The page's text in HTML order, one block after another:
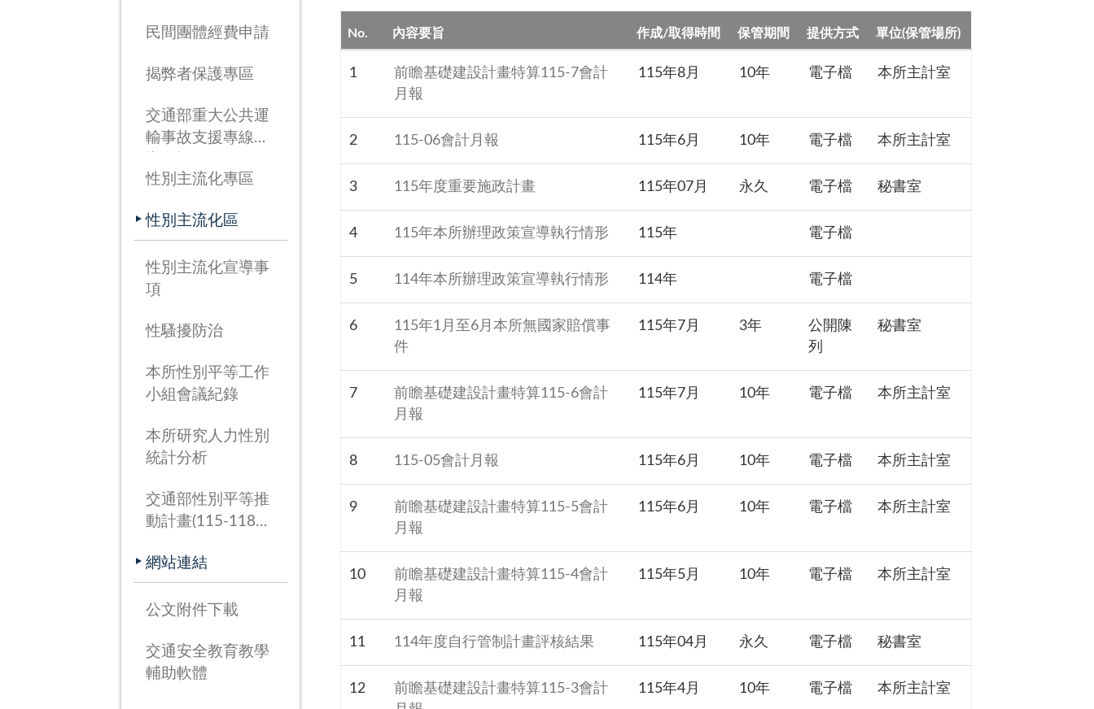
民間團體經費申請
揭弊者保護專區
交通部重大公共運
輸事故支援專線宣
26日啟用)
性別主流化專區
性別主流化區
性別主流化宣導事
項
性騷擾防治
本所性別平等工作
小組會議紀錄
本所研究人力性別
統計分析
交通部性別平等推
動計畫(115-118
網站連結
公文附件下載
交通安全教育教學
輔助軟體
No. 內容要旨 作成/取得時間 保管期間 提供方式 單位(保管場所)
1
前瞻基礎建設計畫特算115-7會計
月報
115年8月 10年 電子檔 本所主計室
2 115-06會計月報 115年6月 10年 電子檔 本所主計室
3 115年度重要施政計畫 115年07月 永久 電子檔 秘書室
4 115年本所辦理政策宣導執行情形 115年 電子檔
5 114年本所辦理政策宣導執行情形 114年 電子檔
6
115年1月至6月本所無國家賠償事
件
115年7月 3年
公開陳
列
秘書室
7
前瞻基礎建設計畫特算115-6會計
月報
115年7月 10年 電子檔 本所主計室
8 115-05會計月報 115年6月 10年 電子檔 本所主計室
9
前瞻基礎建設計畫特算115-5會計
月報
115年6月 10年 電子檔 本所主計室
10
前瞻基礎建設計畫特算115-4會計
月報
115年5月 10年 電子檔 本所主計室
11 114年度自行管制計畫評核結果 115年04月 永久 電子檔 秘書室
12
前瞻基礎建設計畫特算115-3會計
115年4月 10年 電子檔 本所主計室